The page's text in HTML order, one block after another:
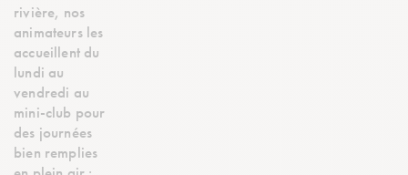
rivière, nos
animateurs les
accueillent du
lundi au
vendredi au
mini-club pour
des journées
bien remplies